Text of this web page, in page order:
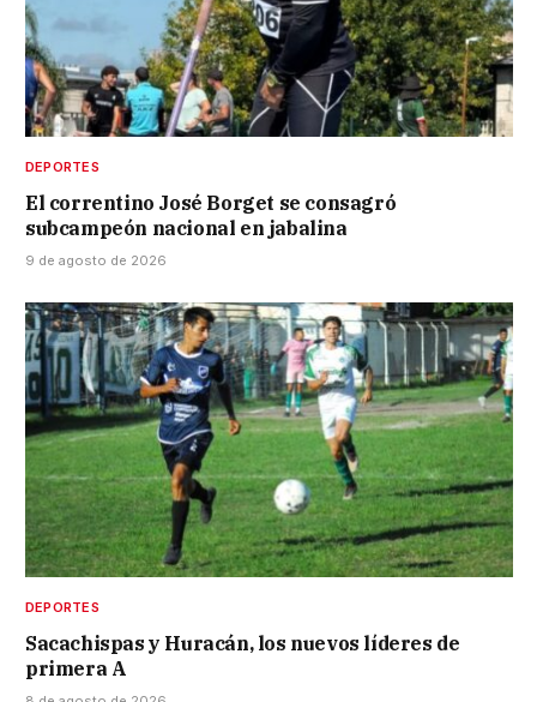
DEPORTES
El correntino José Borget se consagró
subcampeón nacional en jabalina
9 de agosto de 2026
DEPORTES
Sacachispas y Huracán, los nuevos líderes de
primera A